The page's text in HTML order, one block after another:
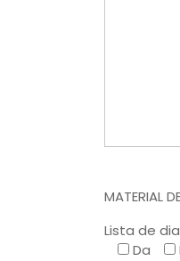
MATERIAL
Lista de
Da